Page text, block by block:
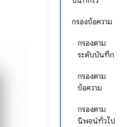
กรองข้อความ
กรองตาม
ระดับบันทึก
กรองตาม
ข้อความ
กรองตาม
นิพจน์ทั่วไป